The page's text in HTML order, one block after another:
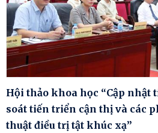
Hội thảo khoa học “Cập nhật
soát tiến triển cận thị và các
thuật điều trị tật khúc xạ”